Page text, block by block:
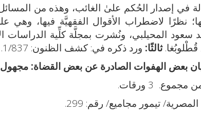
في إصدار الحُكم علىٰ الغائب، وهذه من
نظرًا لاضطراب الأقوال الفقهيَّة فيها، وهي
سعود المحيلبي، ونُشرت بمجلَّة كلِّية الدراسات
ثالثًا: ورد ذكره في: كشف الظنون: 1/837. هدية العارفين: 1/830.
3 ورقات.
تيمور مجاميع/ رقم: 299.